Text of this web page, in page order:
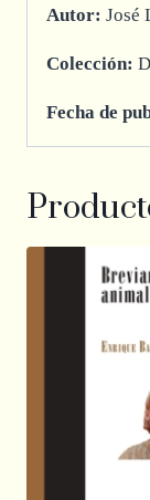
Autor: José
Colección:
Fecha de